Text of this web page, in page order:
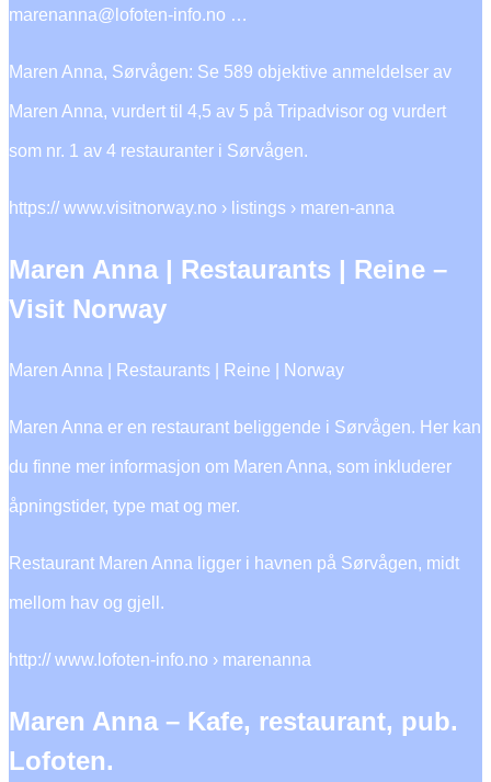
marenanna@lofoten-info.no …
Maren Anna, Sørvågen: Se 589 objektive anmeldelser av
Maren Anna, vurdert til 4,5 av 5 på Tripadvisor og vurdert
som nr. 1 av 4 restauranter i Sørvågen.
https:// www.visitnorway.no › listings › maren-anna
Maren Anna | Restaurants | Reine –
Visit Norway
Maren Anna | Restaurants | Reine | Norway
Maren Anna er en restaurant beliggende i Sørvågen. Her kan
du finne mer informasjon om Maren Anna, som inkluderer
åpningstider, type mat og mer.
Restaurant Maren Anna ligger i havnen på Sørvågen, midt
mellom hav og gjell.
http:// www.lofoten-info.no › marenanna
Maren Anna – Kafe, restaurant, pub.
Lofoten.